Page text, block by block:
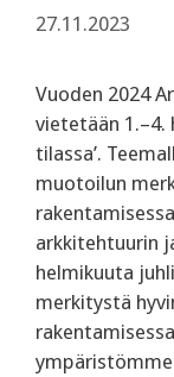
27.11.2023
Vuoden 2024
vietetään 1.–4.
tilassa’.
muotoilun
arkkitehtuurin
helmikuuta
merkitystä